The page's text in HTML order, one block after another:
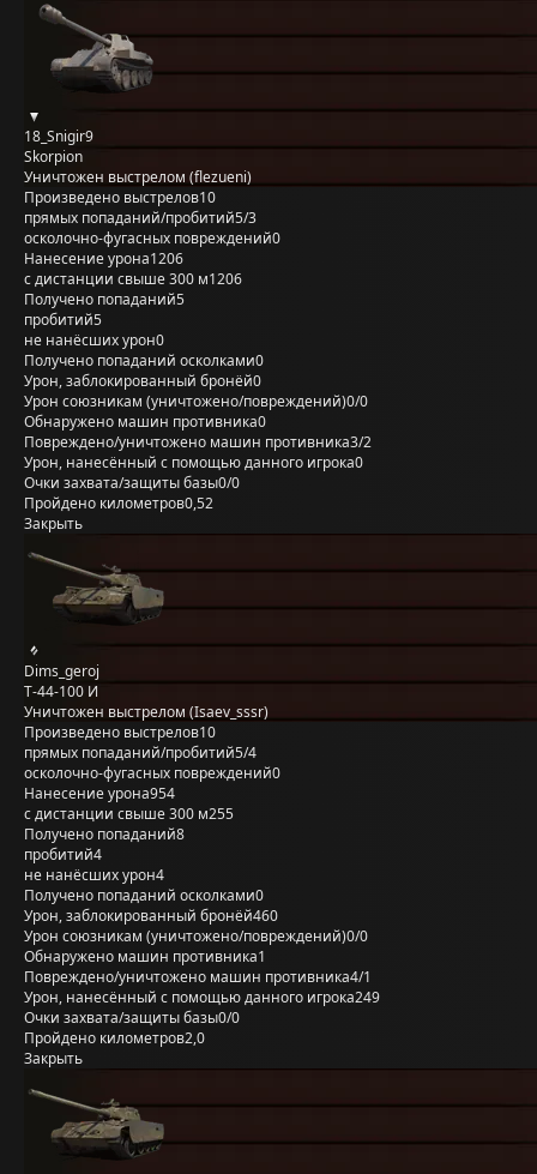
18_Snigir9
Skorpion
Уничтожен выстрелом (flezueni)
Произведено выстрелов10
прямых попаданий/пробитий5/3
осколочно-фугасных повреждений0
Нанесение урона1206
с дистанции свыше 300 м1206
Получено попаданий5
пробитий5
не нанёсших урон0
Получено попаданий осколками0
Урон, заблокированный бронёй0
Урон союзникам (уничтожено/повреждений)0/0
Обнаружено машин противника0
Повреждено/уничтожено машин противника3/2
Урон, нанесённый с помощью данного игрока0
Очки захвата/защиты базы0/0
Пройдено километров0,52
Закрыть
Dims_geroj
Т-44-100 И
Уничтожен выстрелом (Isaev_sssr)
Произведено выстрелов10
прямых попаданий/пробитий5/4
осколочно-фугасных повреждений0
Нанесение урона954
с дистанции свыше 300 м255
Получено попаданий8
пробитий4
не нанёсших урон4
Получено попаданий осколками0
Урон, заблокированный бронёй460
Урон союзникам (уничтожено/повреждений)0/0
Обнаружено машин противника1
Повреждено/уничтожено машин противника4/1
Урон, нанесённый с помощью данного игрока249
Очки захвата/защиты базы0/0
Пройдено километров2,0
Закрыть